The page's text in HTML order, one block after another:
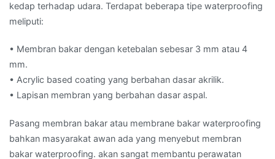
kedap terhadap udara. Terdapat beberapa tipe waterproofing
meliputi:
• Membran bakar dengan ketebalan sebesar 3 mm atau 4
mm.
• Acrylic based coating yang berbahan dasar akrilik.
• Lapisan membran yang berbahan dasar aspal.
Pasang membran bakar atau membrane bakar waterproofing
bahkan masyarakat awan ada yang menyebut membran
bakar waterproofing. akan sangat membantu perawatan